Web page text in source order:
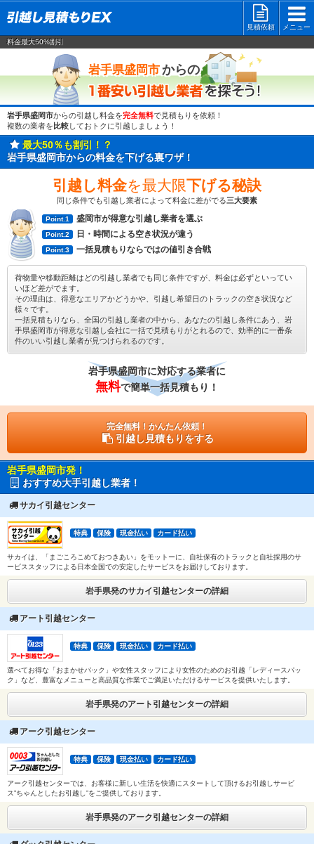
見積依頼
メニュー
料金最大50%割引
岩手県盛岡市からの
岩手県盛岡市からの引越し料金を完全無料で見積もりを依頼！
複数の業者を 比較しておトクに引越しましょう！
最大50％も割引！？
岩手県盛岡市からの料金を下げる裏ワザ！
引越し料金を最大限下げる秘訣
同じ条件でも引越し業者によって料金に差がでる三大要素
Point.1 盛岡市が得意な引越し業者を選ぶ
Point.2 日・時間による空き状況が違う
Point.3 一括見積もりならではの値引き合戦
荷物量や移動距離はどの引越し業者でも同じ条件ですが、料金は必ずといってい
いほど差がでます。
その理由は、得意なエリアかどうかや、引越し希望日のトラックの空き状況など
様々です。
一括見積もりなら、全国の引越し業者の中から、あなたの引越し条件にあう、岩
手県盛岡市が得意な引越し会社に一括で見積もりがとれるので、効率的に一番条
件のいい引越し業者が見つけられるのです。
岩手県盛岡市に対応する業者に
無料で簡単一括見積もり！
完全無料！かんたん依頼！
引越し見積もりをする
岩手県盛岡市発！
おすすめ大手引越し業者！
サカイ引越センター
特典 保険 現金払い カード払い
サカイは、「まごころこめておつきあい」をモットーに、自社保有のトラックと自社採用のサ
ービススタッフによる日本全国での安定したサービスをお届けしております。
岩手県発のサカイ引越センターの詳細
アート引越センター
特典 保険 現金払い カード払い
選べてお得な「おまかせパック」や女性スタッフにより女性のためのお引越「レディースパッ
ク」など、豊富なメニューと高品質な作業でご満足いただけるサービスを提供いたします。
岩手県発のアート引越センターの詳細
アーク引越センター
特典 保険 現金払い カード払い
アーク引越センターでは、お客様に新しい生活を快適にスタートして頂けるお引越しサービ
ス”ちゃんとしたお引越し”をご提供しております。
岩手県発のアーク引越センターの詳細